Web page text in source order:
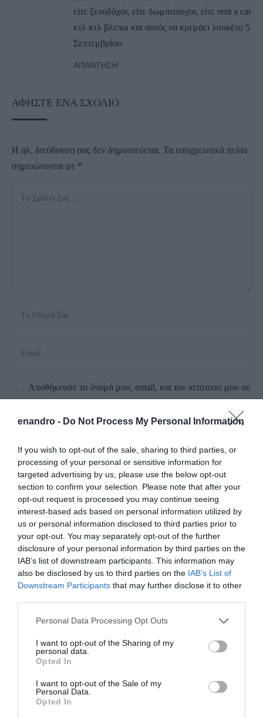
enandro - Do Not Process My Personal Information
If you wish to opt-out of the sale, sharing to third parties, or
processing of your personal or sensitive information for
targeted advertising by us, please use the below opt-out
section to confirm your selection. Please note that after your
opt-out request is processed you may continue seeing
interest-based ads based on personal information utilized by
us or personal information disclosed to third parties prior to
your opt-out. You may separately opt-out of the further
disclosure of your personal information by third parties on the
IAB’s list of downstream participants. This information may
also be disclosed by us to third parties on the IAB’s List of
Downstream Participants that may further disclose it to other
Please note that this website/app uses one or more Google
not limited to your visit or usage behaviour. You may click to
grant or deny consent to Google and its third-party tags to
use your data for below specified purposes in below Google
consent section.
Personal Data Processing Opt Outs
I want to opt-out of the Sharing of my
personal data.
Opted In
I want to opt-out of the Sale of my
Personal Data.
Opted In
είτε ξενοδόχοι, είτε δωματιουχοι, είτε rent a car
κτλ κτλ βλεπω και αυτός να κρεμάει λουκέτο 5
Σεπτεμβρίου.
ΑΠΆΝΤΗΣΗ
ΑΦΉΣΤΕ ΈΝΑ ΣΧΌΛΙΟ
Η ηλ. διεύθυνση σας δεν δημοσιεύεται. Τα υποχρεωτικά πεδία
σημειώνονται με *
Αποθήκευσε το όνομά μου, email, και τον ιστότοπο μου σε